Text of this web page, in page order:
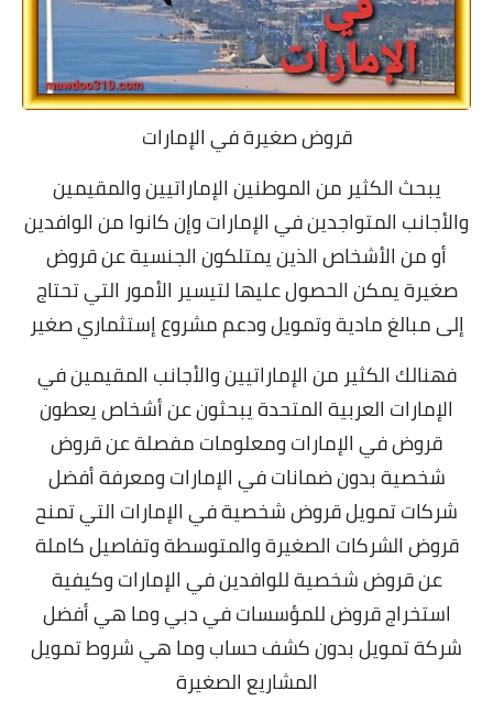
قروض صغيرة في الإمارات
يبحث الكثير من الموطنين الإماراتيين والمقيمين
والأجانب المتواجدين في الإمارات وإن كانوا من الوافدين
أو من الأشخاص الذين يمتلكون الجنسية عن قروض
صغيرة يمكن الحصول عليها لتيسير الأمور التي تحتاج
إلى مبالغ مادية وتمويل ودعم مشروع إستثماري صغير
فهنالك الكثير من الإماراتيين والأجانب المقيمين في
الإمارات العربية المتحدة يبحثون عن أشخاص يعطون
قروض في الإمارات ومعلومات مفصلة عن قروض
شخصية بدون ضمانات في الإمارات ومعرفة أفضل
شركات تمويل قروض شخصية في الإمارات التي تمنح
قروض الشركات الصغيرة والمتوسطة وتفاصيل كاملة
عن قروض شخصية للوافدين في الإمارات وكيفية
استخراج قروض للمؤسسات في دبي وما هي أفضل
شركة تمويل بدون كشف حساب وما هي شروط تمويل
المشاريع الصغيرة